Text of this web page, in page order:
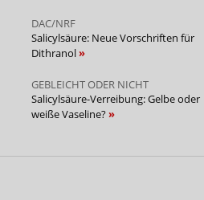
DAC/NRF
Salicylsäure: Neue Vorschriften für
Dithranol
GEBLEICHT ODER NICHT
Salicylsäure-Verreibung: Gelbe oder
weiße Vaseline?